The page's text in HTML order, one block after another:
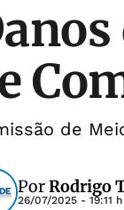
de
PorRodrigo
26/07/2025 - 19:11 h